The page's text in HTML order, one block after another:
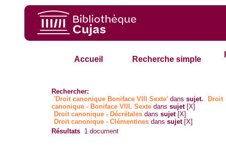
Accueil Recherche simple
Rechercher:
'Droit canonique Boniface VIII Sexte' danssujet.
Droit
canonique - Boniface VIII. Sexte danssujet [X]
Droit canonique - Décrétales danssujet [X]
Droit canonique - Clémentines danssujet [X]
Résultats 1 document